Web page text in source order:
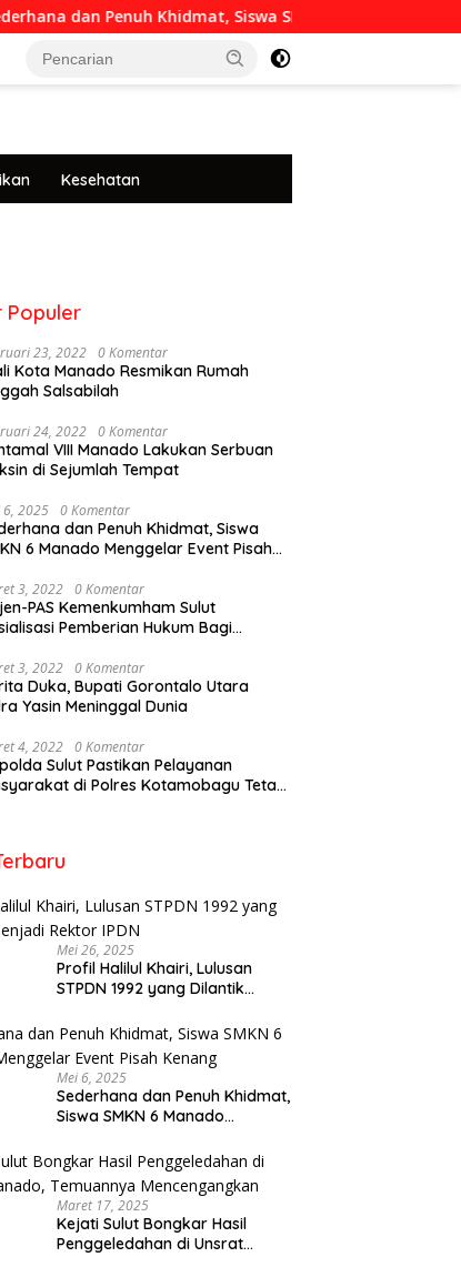
Penuh Khidmat, Siswa SMKN 6 Manado Menggelar
Kesehatan
Populer
23, 2022 0 Komentar
Kota Manado Resmikan Rumah
Salsabilah
24, 2022 0 Komentar
VIII Manado Lakukan Serbuan
di Sejumlah Tempat
6, 2025 0 Komentar
dan Penuh Khidmat, Siswa
6 Manado Menggelar Event Pisah
3, 2022 0 Komentar
PAS Kemenkumham Sulut
Pemberian Hukum Bagi
3, 2022 0 Komentar
Duka, Bupati Gorontalo Utara
Yasin Meninggal Dunia
4, 2022 0 Komentar
Sulut Pastikan Pelayanan
di Polres Kotamobagu Tetap
Mei 26, 2025
Profil Halilul Khairi, Lulusan
STPDN 1992 yang Dilantik
Mei 6, 2025
Sederhana dan Penuh Khidmat,
Siswa SMKN 6 Manado
Maret 17, 2025
Kejati Sulut Bongkar Hasil
Penggeledahan di Unsrat